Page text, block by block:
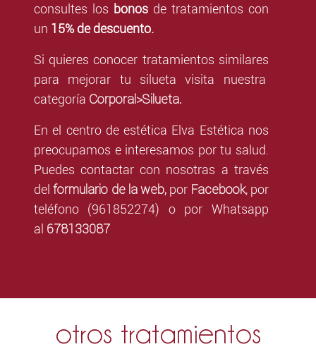
consultes los bonosde tratamientos con
un 15% de descuento.
Si quieres conocer tratamientos similares
para mejorar tu silueta visita nuestra
categoría Corporal>Silueta.
En el centro de estética Elva Estética nos
preocupamos e interesamos por tu salud.
Puedes contactar con nosotras a través
del formulario de la web, por Facebook, por
teléfono (961852274) o por Whatsapp
al 678133087
otros tratamientos